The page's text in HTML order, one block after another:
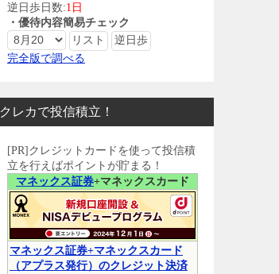
逆日歩日数:1日
・優待内容簡易チェック
完全版で調べる
クレカで投信積立！
[PR]クレジットカードを使って投信積
立を行えばポイントが貯まる！
マネックス証券+マネックスカード
マネックス証券+マネックスカード
（アプラス発行）のクレジット決済